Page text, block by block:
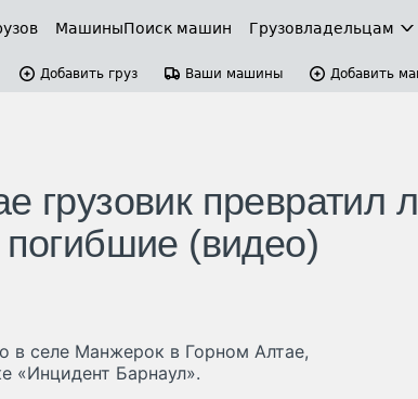
МашиныПоиск машин Грузовладельцам
Добавить груз Ваши машины Добавить
грузовик превратил
(видео)
в селе Манжерок в Горном Алтае,
«Инцидент Барнаул».